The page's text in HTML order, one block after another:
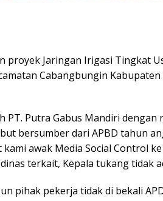
proyek Jaringan Irigasi Tingkat
Cabangbungin
PT. Putra Gabus Mandiri dengan
bersumber dari APBD tahun
awak Media Social Control
terkait, Kepala tukang tidak
pihak pekerja tidak di bekali